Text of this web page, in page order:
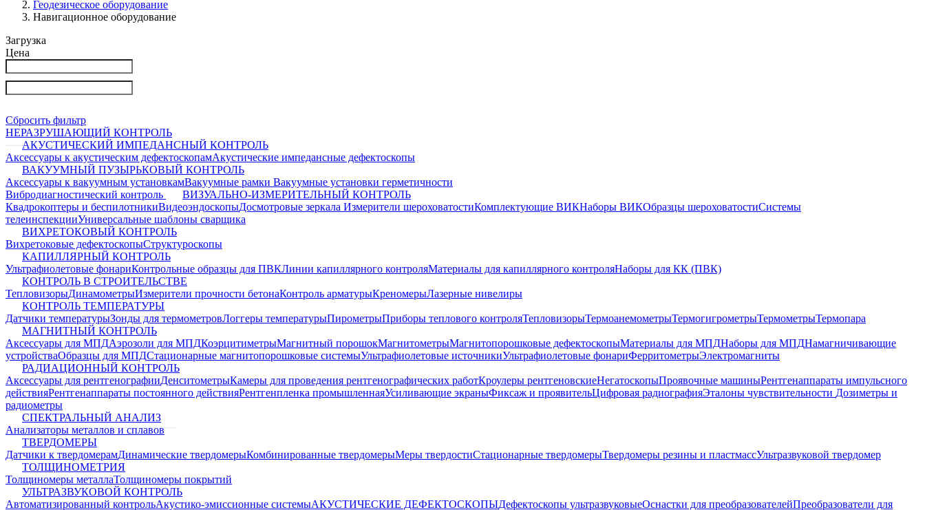
Геодезическое оборудование
Навигационное оборудование
Загрузка
Цена
Сбросить фильтр
НЕРАЗРУШАЮЩИЙ КОНТРОЛЬ
АКУСТИЧЕСКИЙ ИМПЕДАНСНЫЙ КОНТРОЛЬ
Аксессуары к акустическим дефектоскопамАкустические импедансные дефектоскопы
ВАКУУМНЫЙ ПУЗЫРЬКОВЫЙ КОНТРОЛЬ
Аксессуары к вакуумным установкамВакуумные рамки Вакуумные установки герметичности
Вибродиагностический контроль
ВИЗУАЛЬНО-ИЗМЕРИТЕЛЬНЫЙ КОНТРОЛЬ
Квадрокоптеры и беспилотникиВидеоэндоскопыДосмотровые зеркалаИзмерители шероховатостиКомплектующие ВИКНаборы ВИКОбразцы шероховатостиСистемы
телеинспекцииУниверсальные шаблоны сварщика
ВИХРЕТОКОВЫЙ КОНТРОЛЬ
Вихретоковые дефектоскопыСтруктуроскопы
КАПИЛЛЯРНЫЙ КОНТРОЛЬ
Ультрафиолетовые фонариКонтрольные образцы для ПВКЛинии капиллярного контроляМатериалы для капиллярного контроляНаборы для КК (ПВК)
КОНТРОЛЬ В СТРОИТЕЛЬСТВЕ
ТепловизорыДинамометрыИзмерители прочности бетонаКонтроль арматурыКреномерыЛазерные нивелиры
КОНТРОЛЬ ТЕМПЕРАТУРЫ
Датчики температурыЗонды для термометровЛоггеры температурыПирометрыПриборы теплового контроляТепловизорыТермоанемометрыТермогигрометрыТермометрыТермопара
МАГНИТНЫЙ КОНТРОЛЬ
Аксессуары для МПДАэрозоли для МПДКоэрцитиметрыМагнитный порошокМагнитометрыМагнитопорошковые дефектоскопыМатериалы для МПДНаборы для МПДНамагничивающие
устройстваОбразцы для МПДСтационарные магнитопорошковые системыУльтрафиолетовые источникиУльтрафиолетовые фонариФерритометрыЭлектромагниты
РАДИАЦИОННЫЙ КОНТРОЛЬ
Аксессуары для рентгенографииДенситометрыКамеры для проведения рентгенографических работКроулеры рентгеновскиеНегатоскопыПроявочные машиныРентгенаппараты импульсного
действияРентгенаппараты постоянного действияРентгенпленка промышленнаяУсиливающие экраныФиксаж и проявительЦифровая радиографияЭталоны чувствительности Дозиметры и
радиометры
СПЕКТРАЛЬНЫЙ АНАЛИЗ
Анализаторы металлов и сплавов
ТВЕРДОМЕРЫ
Датчики к твердомерамДинамические твердомерыКомбинированные твердомерыМеры твердостиСтационарные твердомерыТвердомеры резины и пластмассУльтразвуковой твердомер
ТОЛЩИНОМЕТРИЯ
Толщиномеры металлаТолщиномеры покрытий
УЛЬТРАЗВУКОВОЙ КОНТРОЛЬ
Автоматизированный контрольАкустико-эмиссионные системыАКУСТИЧЕСКИЕ ДЕФЕКТОСКОПЫДефектоскопы ультразвуковыеОснастки для преобразователейПреобразователи для